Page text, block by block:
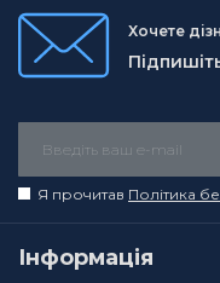
Хочете
Я прочитав Політика
Інформація